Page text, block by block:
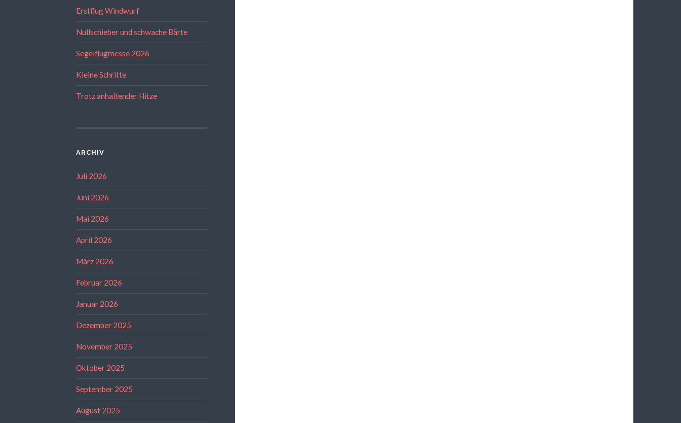
Erstflug Windwurf
Nullschieber und schwache Bärte
Segelflugmesse 2026
Kleine Schritte
Trotz anhaltender Hitze
ARCHIV
Juli 2026
Juni 2026
Mai 2026
April 2026
März 2026
Februar 2026
Januar 2026
Dezember 2025
November 2025
Oktober 2025
September 2025
August 2025